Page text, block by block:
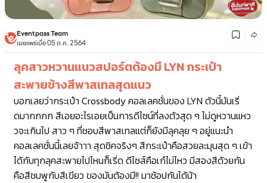
Eventpass Team
เผยแพร่เมื่อ 05 ต.ค. 2564
ลุคสาวหวานแนวสปอร์ตต้องมี LYN กระเป๋า
สะพายข้างสีพาสเทลสุดแนว
บอกเลยว่ากระเป๋า Crossbody คอลเลคชั่นของ LYN ตัวนี้มันเริ่
ดมากกกก สีเอยอะไรเอยเป็นการดีไซน์ที่ลงตัวสุด ๆ ไม่ดูหวานแหว
วจะเกินไป สาว ๆ ที่ชอบสีพาสเทลแต่ก็ยังมีลุคลุย ๆ อยู่แนะนำ
คอลเลคชั่นนี้เลยจ้าาา สุดชิคจริงๆ สีกระเป๋าคือสวยละมุนสุด ๆ เข้า
ได้กับทุกลุคสะพายไปไหนก็เริ่ด ดีไซส์คือเก๋ไม่ไหว มีสองสีด้วยกัน
คือสีชมพูกับสีเขียว ของมันต้องมี!! มาช้อปกันได้น้า